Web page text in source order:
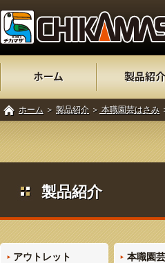
ホーム ＞ 製品紹介 ＞ 本職園芸はさみ
製品紹介
アウトレット 本職園